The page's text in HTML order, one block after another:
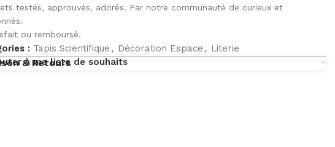
testés, approuvés, adorés. Par notre communauté de curieux et
ou remboursé.
: Tapis Scientifique , Décoration Espace , Literie
à ma liste de souhaits
& Retours